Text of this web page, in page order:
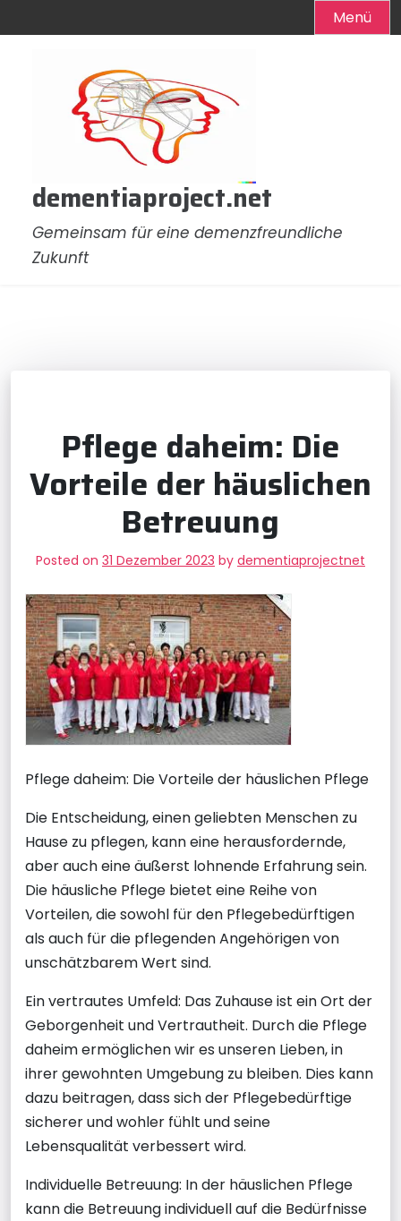
Menü
dementiaproject.net
Gemeinsam für eine demenzfreundliche
Zukunft
Pflege daheim: Die
Vorteile der häuslichen
Betreuung
Posted on 31 Dezember 2023 by dementiaprojectnet
Pflege daheim: Die Vorteile der häuslichen Pflege
Die Entscheidung, einen geliebten Menschen zu
Hause zu pflegen, kann eine herausfordernde,
aber auch eine äußerst lohnende Erfahrung sein.
Die häusliche Pflege bietet eine Reihe von
Vorteilen, die sowohl für den Pflegebedürftigen
als auch für die pflegenden Angehörigen von
unschätzbarem Wert sind.
Ein vertrautes Umfeld: Das Zuhause ist ein Ort der
Geborgenheit und Vertrautheit. Durch die Pflege
daheim ermöglichen wir es unseren Lieben, in
ihrer gewohnten Umgebung zu bleiben. Dies kann
dazu beitragen, dass sich der Pflegebedürftige
sicherer und wohler fühlt und seine
Lebensqualität verbessert wird.
Individuelle Betreuung: In der häuslichen Pflege
kann die Betreuung individuell auf die Bedürfnisse